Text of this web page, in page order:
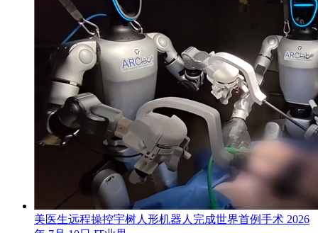
美医生远程操控宇树人形机器人完成世界首例手术 2026